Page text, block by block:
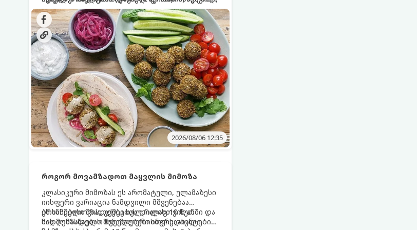
სალათებთან ერთად ან ტახინის (სესამის)
სოუსთან მირთმევისთვის.
იდეალურად შეინარჩუნოს და არ დაიშალოს.
დრო: 10–15 წუთი ულუფა: 20–24 ცალი ბურთულა
(4–6 პორცია)
2026/08/06 12:35
როგორ მოვამზადოთ მაყვლის მიმოზა
კლასიკური მიმოზას ეს არომატული, ულამაზესი
იისფერი ვარიაცია ნამდვილი მშვენებაა
ბრანჩებისთვის, უქმეების დილისთვის ან
სადღესასწაულო წვეულებებისთვის. ახალი
ეს სასმელი მზადდება სულ რაღაც 10 წუთში და
მის მომზადებას მინიმალური ინგრედიენტები